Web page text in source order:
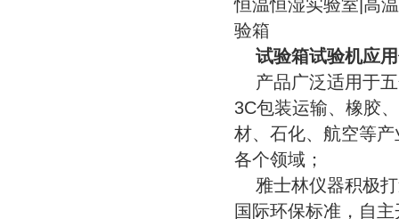
恒温恒湿实验室|高
验箱
试验箱试验机应
产品广泛适用于五
3C包装运输、橡胶
材、石化、航空等
各个领域；
雅士林仪器积极打
国际环保标准，自